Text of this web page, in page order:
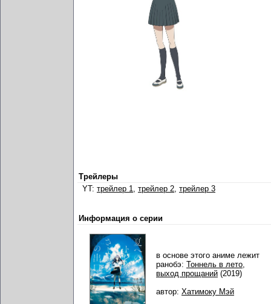
Трейлеры
YT: трейлер 1, трейлер 2, трейлер 3
Информация о серии
в основе этого аниме лежит
ранобэ: Тоннель в лето,
выход прощаний (2019)
автор: Хатимоку Мэй